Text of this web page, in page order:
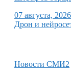
07 августа, 2026
Дрон и
Новости СМИ2